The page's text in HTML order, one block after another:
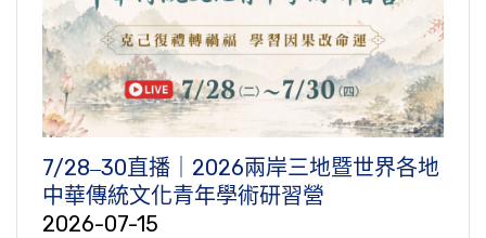
7/28‒30直播｜2026兩岸三地暨世界各地
中華傳統文化青年學術研習營
2026-07-15